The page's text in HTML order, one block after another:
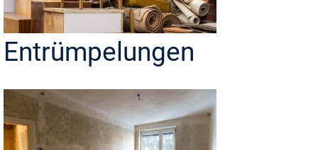
Entrümpelungen